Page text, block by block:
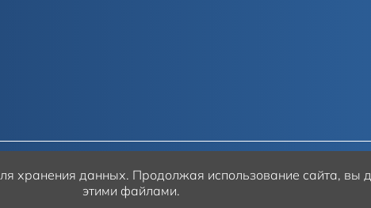
хранения данных. Продолжая использование сайта, вы
этими файлами.